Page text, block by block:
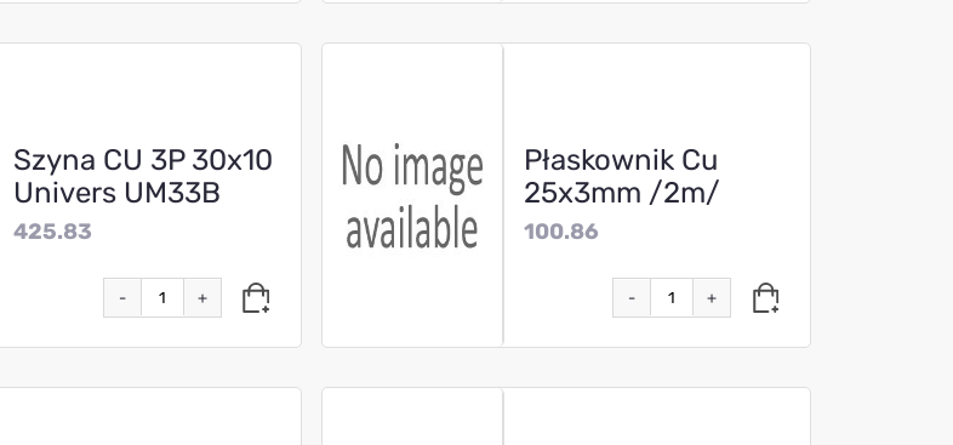
Szyna CU 3P 30x10
Univers UM33B
425.83
- +
Płaskownik Cu
25x3mm /2m/
100.86
- +